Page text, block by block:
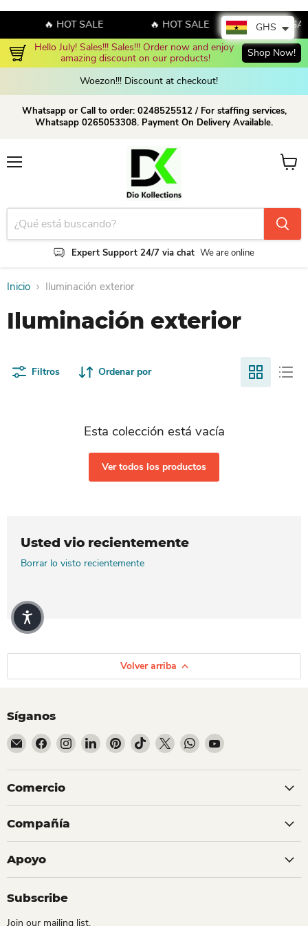
🔥 HOT SALE 🔥 HOT SALE
🔥 HOT
Hello July! Sales!!! Sales!!! Order now and enjoy
amazing discount on our products!
Shop Now!
Woezon!!! Discount at checkout!
Whatsapp or Call to order: 0248525512 / For staffing services,
Whatsapp 0265053308. Payment On Delivery Available.
Expert Support 24/7 via chat We are online
Ver
Inicio Iluminación exterior
Iluminación exterior
Filtros Ordenar por
Esta colección está vacía
Ver todos los productos
Usted vio recientemente
Borrar lo visto recientemente
Volver arriba
Síganos
Encuéntrenos en Correo electrónico
Encuéntrenos en Facebook
Encuéntrenos en Instagram
Encuéntrenos en LinkedIn
Encuéntrenos en Pinterest
Encuéntrenos en TikTok
Encuéntrenos en X
Encuéntrenos en
Encuéntrenos en
Comercio
Compañía
Apoyo
Subscribe
Join our mailing list.
GHS